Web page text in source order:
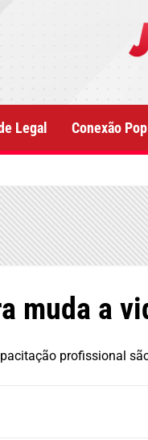
Legal Conexão Pop
muda a
profissional